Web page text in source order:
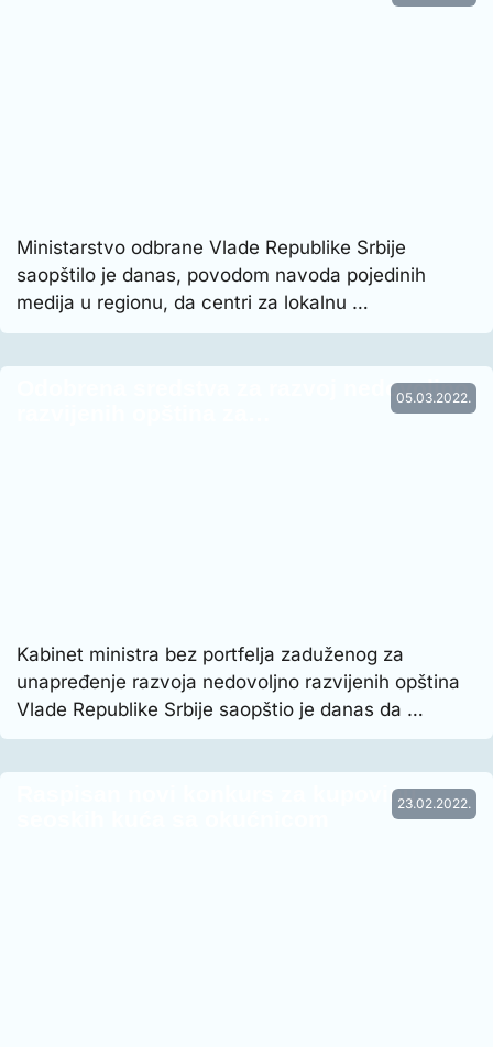
Ministarstvo odbrane Vlade Republike Srbije
saopštilo je danas, povodom navoda pojedinih
medija u regionu, da centri za lokalnu …
05.03.2022.
Odobrena sredstva za razvoj nedovoljno
Kabinet ministra bez portfelja zaduženog za
unapređenje razvoja nedovoljno razvijenih opština
Vlade Republike Srbije saopštio je danas da …
23.02.2022.
Raspisan novi konkurs za kupovinu